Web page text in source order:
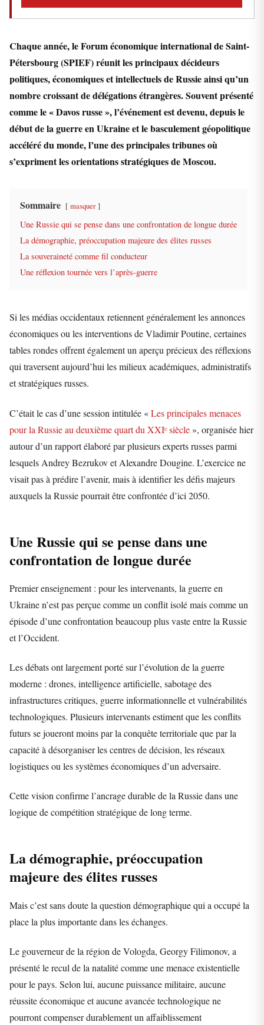
Chaque année, le Forum économique international de Saint-
Pétersbourg (SPIEF) réunit les principaux décideurs
politiques, économiques et intellectuels de Russie ainsi qu’un
nombre croissant de délégations étrangères. Souvent présenté
comme le « Davos russe », l’événement est devenu, depuis le
début de la guerre en Ukraine et le basculement géopolitique
accéléré du monde, l’une des principales tribunes où
s’expriment les orientations stratégiques de Moscou.
Sommaire masquer
Une Russie qui se pense dans une confrontation de longue durée
La démographie, préoccupation majeure des élites russes
La souveraineté comme fil conducteur
Une réflexion tournée vers l’après-guerre
Si les médias occidentaux retiennent généralement les annonces
économiques ou les interventions de Vladimir Poutine, certaines
tables rondes offrent également un aperçu précieux des réflexions
qui traversent aujourd’hui les milieux académiques, administratifs
et stratégiques russes.
C’était le cas d’une session intitulée «Les principales menaces
pour la Russie au deuxième quart du XXIᵉ siècle», organisée hier
autour d’un rapport élaboré par plusieurs experts russes parmi
lesquels Andrey Bezrukov et Alexandre Dougine. L’exercice ne
visait pas à prédire l’avenir, mais à identifier les défis majeurs
auxquels la Russie pourrait être confrontée d’ici 2050.
Une Russie qui se pense dans une
confrontation de longue durée
Premier enseignement : pour les intervenants, la guerre en
Ukraine n’est pas perçue comme un conflit isolé mais comme un
épisode d’une confrontation beaucoup plus vaste entre la Russie
et l’Occident.
Les débats ont largement porté sur l’évolution de la guerre
moderne : drones, intelligence artificielle, sabotage des
infrastructures critiques, guerre informationnelle et vulnérabilités
technologiques. Plusieurs intervenants estiment que les conflits
futurs se joueront moins par la conquête territoriale que par la
capacité à désorganiser les centres de décision, les réseaux
logistiques ou les systèmes économiques d’un adversaire.
Cette vision confirme l’ancrage durable de la Russie dans une
logique de compétition stratégique de long terme.
La démographie, préoccupation
majeure des élites russes
Mais c’est sans doute la question démographique qui a occupé la
place la plus importante dans les échanges.
Le gouverneur de la région de Vologda, Georgy Filimonov, a
présenté le recul de la natalité comme une menace existentielle
pour le pays. Selon lui, aucune puissance militaire, aucune
réussite économique et aucune avancée technologique ne
pourront compenser durablement un affaiblissement